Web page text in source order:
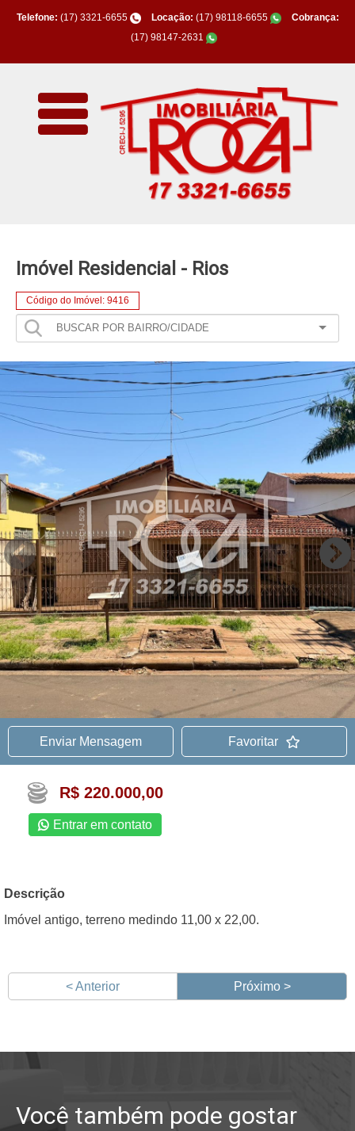
Telefone: (17) 3321-6655 Locação: (17) 98118-6655
Cobrança:
(17) 98147-2631
Imóvel Residencial - Rios
Código do Imóvel: 9416
Enviar Mensagem Favoritar
R$ 220.000,00
Entrar em contato
Descrição
Imóvel antigo, terreno medindo 11,00 x 22,00.
< Anterior Próximo >
Você também pode gostar